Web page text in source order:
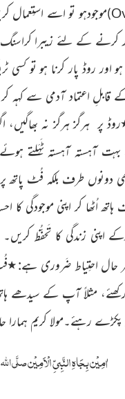
)موجودہو تو اسے استِعمال
کرنے کے لئے زیبرا
روڈ پار کرنا ہو تو کسی
قابلِ اعتماد آدمی سے کہہ
روڈ پر ہرگز ہرگز نہ بھاگیں،
آہستہ آہستہ ٹَہَلتے ہوئے
طرف بلکہ فُٹ پاتھ
اُٹھا کر اپنی موجودگی کا
اپنی زندگی کا تَحفُّظ کریں۔
حال احتِیاط ضَروری ہے:٭
مثلاً آپ کے سیدھے
پکڑے رہئے۔مولا کریم ہمارا
اٰمِیْن بِجَاہِ النَّبِیِّ الْاَمِیْنصلَّی